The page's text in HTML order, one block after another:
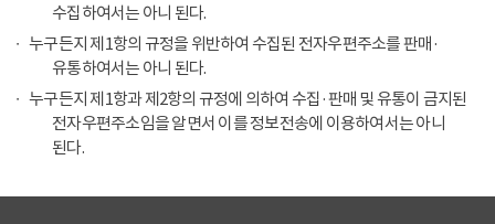
수집하여서는 아니 된다.
누구든지 제1항의 규정을 위반하여 수집된 전자우편주소를 판매·
유통하여서는 아니 된다.
누구든지 제1항과 제2항의 규정에 의하여 수집·판매 및 유통이 금지된
전자우편주소임을 알면서 이를 정보전송에 이용하여서는 아니
된다.